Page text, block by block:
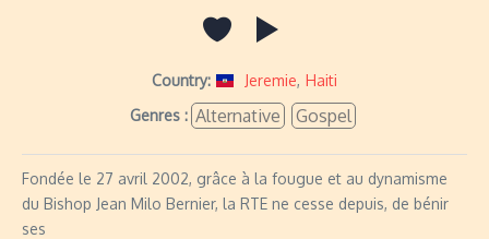
Country: Jeremie, Haiti
Genres : Alternative Gospel
Fondée le 27 avril 2002, grâce à la fougue et au dynamisme
du Bishop Jean Milo Bernier, la RTE ne cesse depuis, de bénir
ses